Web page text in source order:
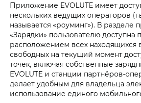
Приложение EVOLUTE имеет
нескольких ведущих операторов
называется «роуминг»). В разделе
«Зарядки» пользователю доступна
расположением всех находящихся
свободных на текущий момент
точек, включая собственные
EVOLUTE и станции партнёров-
делает удобным для владельца
использование единого